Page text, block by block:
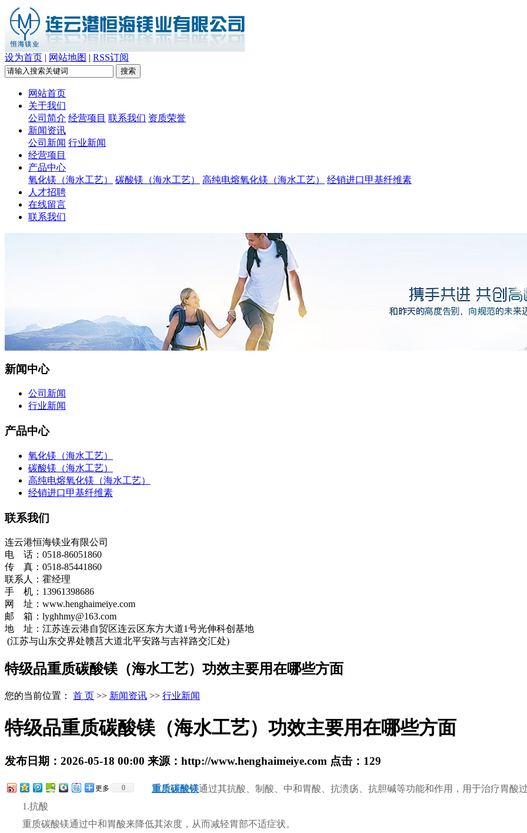
设为首页 | 网站地图 | RSS订阅
网站首页
关于我们
公司简介 经营项目 联系我们 资质荣誉
新闻资讯
公司新闻 行业新闻
经营项目
产品中心
氧化镁（海水工艺）
碳酸镁（海水工艺） 高纯电熔氧化镁（海水工艺）
经销进口甲基纤维素
人才招聘
在线留言
联系我们
新闻中心
公司新闻
行业新闻
产品中心
氧化镁（海水工艺）
碳酸镁（海水工艺）
高纯电熔氧化镁（海水工艺）
经销进口甲基纤维素
联系我们
连云港恒海镁业有限公司
电 话：0518-86051860
传 真：0518-85441860
联系人：霍经理
手 机：13961398686
网 址：www.henghaimeiye.com
邮 箱：lyghhmy@163.com
地 址：江苏连云港自贸区连云区东方大道1号光伸科创基地
(江苏与山东交界处赣莒大道北平安路与吉祥路交汇处)
特级品重质碳酸镁（海水工艺）功效主要用在哪些方面
您的当前位置： 首 页 >> 新闻资讯 >> 行业新闻
特级品重质碳酸镁（海水工艺）功效主要用在哪些方面
发布日期： 2026-05-18 00:00 来源： http://www.henghaimeiye.com 点击： 129
更多 0 重质碳酸镁通过其抗酸、制酸、中和胃酸、抗溃疡、抗胆碱等功能和作用，用于治疗胃酸
1.抗酸
重质碳酸镁通过中和胃酸来降低其浓度，从而减轻胃部不适症状。